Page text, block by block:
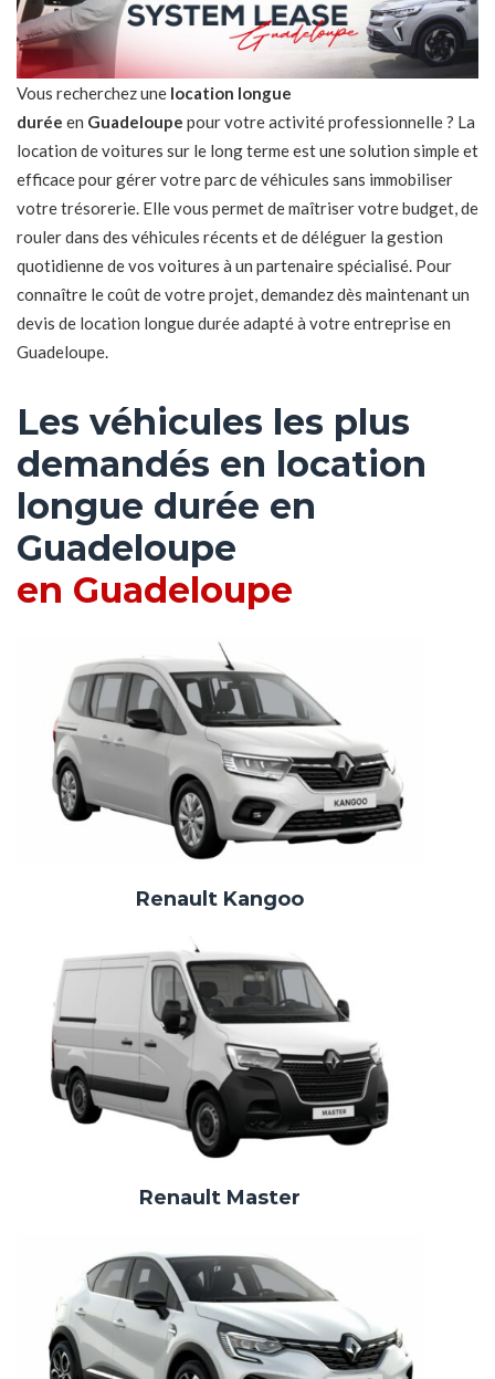
Vous recherchez une location longue
durée en Guadeloupe pour votre activité professionnelle ? La
location de voitures sur le long terme est une solution simple et
efficace pour gérer votre parc de véhicules sans immobiliser
votre trésorerie. Elle vous permet de maîtriser votre budget, de
rouler dans des véhicules récents et de déléguer la gestion
quotidienne de vos voitures à un partenaire spécialisé. Pour
connaître le coût de votre projet, demandez dès maintenant un
devis de location longue durée adapté à votre entreprise en
Guadeloupe.
Les véhicules les plus
demandés en location
longue durée en
Guadeloupe
en Guadeloupe
Renault Kangoo
Renault Master